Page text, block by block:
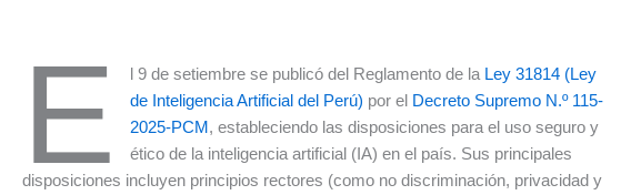
E l 9 de setiembre se publicó del Reglamento de la Ley 31814 (Ley
de Inteligencia Artificial del Perú) por el Decreto Supremo N.º 115-
2025-PCM, estableciendo las disposiciones para el uso seguro y
ético de la inteligencia artificial (IA) en el país. Sus principales
disposiciones incluyen principios rectores (como no discriminación, privacidad y